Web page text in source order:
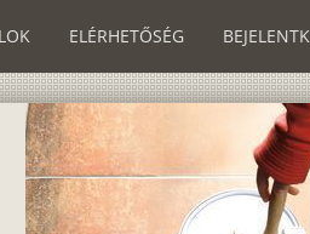
ELÉRHETŐSÉG